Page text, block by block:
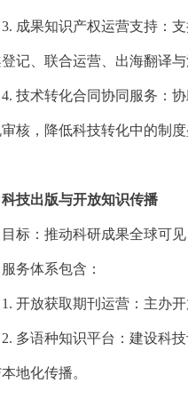
3. 成果知识产权运营支持：
记、联合运营、出海翻译
4. 技术转化合同协同服务：
核，降低科技转化中的制度
科技出版与开放知识传播
目标：推动科研成果全球可
服务体系包含：
1. 开放获取期刊运营：主办
2. 多语种知识平台：建设科
地化传播。